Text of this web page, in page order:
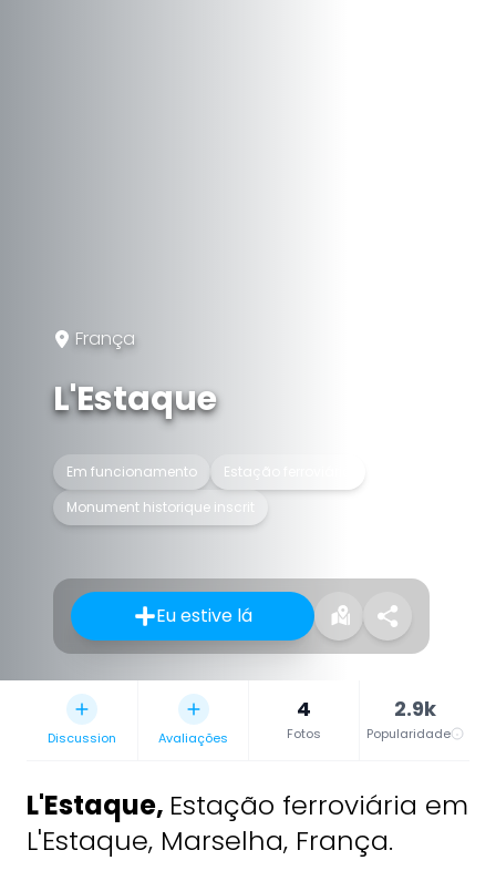
França
L'Estaque
Em funcionamento
Estação ferroviária
Monument historique inscrit
Eu estive lá
Discussion Avaliações
4
Fotos
2.9k
Popularidade
L'Estaque, Estação ferroviária em
L'Estaque, Marselha, França.